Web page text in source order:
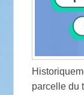
parcelle du